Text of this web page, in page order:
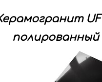
полированный